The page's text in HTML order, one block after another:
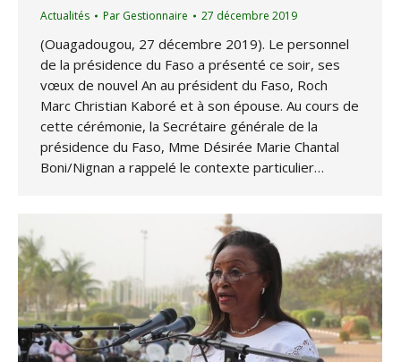
Actualités Par Gestionnaire 27 décembre 2019
(Ouagadougou, 27 décembre 2019). Le personnel
de la présidence du Faso a présenté ce soir, ses
vœux de nouvel An au président du Faso, Roch
Marc Christian Kaboré et à son épouse. Au cours de
cette cérémonie, la Secrétaire générale de la
présidence du Faso, Mme Désirée Marie Chantal
Boni/Nignan a rappelé le contexte particulier…